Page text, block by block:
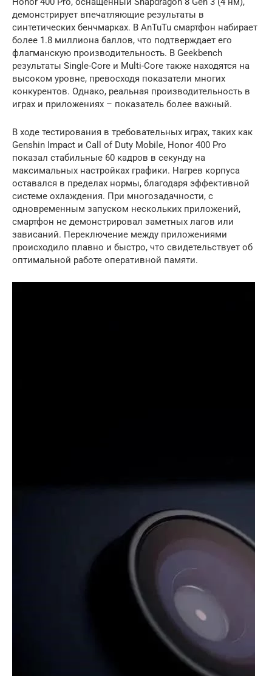
демонстрирует впечатляющие результаты в
синтетических бенчмарках. В AnTuTu смартфон набирает
более 1.8 миллиона баллов, что подтверждает его
флагманскую производительность. В Geekbench
результаты Single-Core и Multi-Core также находятся на
высоком уровне, превосходя показатели многих
конкурентов. Однако, реальная производительность в
играх и приложениях – показатель более важный.
В ходе тестирования в требовательных играх, таких как
Genshin Impact и Call of Duty Mobile, Honor 400 Pro
показал стабильные 60 кадров в секунду на
максимальных настройках графики. Нагрев корпуса
оставался в пределах нормы, благодаря эффективной
системе охлаждения. При многозадачности, с
одновременным запуском нескольких приложений,
смартфон не демонстрировал заметных лагов или
зависаний. Переключение между приложениями
происходило плавно и быстро, что свидетельствует об
оптимальной работе оперативной памяти.